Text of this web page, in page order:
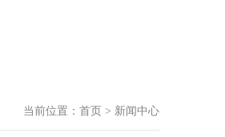
当前位置： 首页 > 新闻中心